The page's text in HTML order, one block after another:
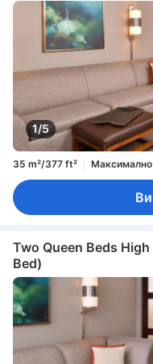
1/5
35 m²/377 ft²
Two Queen Beds
Bed)